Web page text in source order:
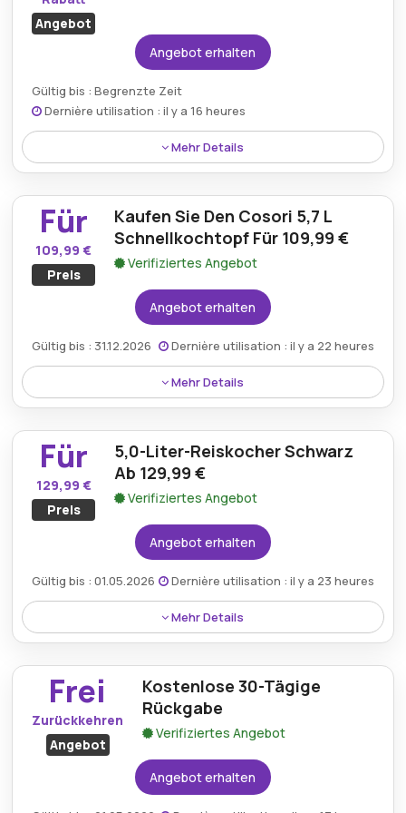
Angebot
Angebot erhalten
Gültig bis : Begrenzte Zeit
Dernière utilisation : il y a 16 heures
Mehr Details
Genießen Sie 15 % Rabatt auf die 3,8-Liter-Smart-
Luftfritteuse, eine ideale Option für kleine Mahlzeiten
oder schnelle Snacks.
Für
109,99 €
Preis
Kaufen Sie Den Cosori 5,7 L
Schnellkochtopf Für 109,99 €
Verifiziertes Angebot
Angebot erhalten
Gültig bis : 31.12.2026 Dernière utilisation : il y a 22 heures
Mehr Details
Kaufen Sie den Cosori 5,7L Schnellkochtopf für nur
109,99 €, eine zuverlässige Option für die einfache
und schnelle Essenszubereitung.
Für
129,99 €
Preis
5,0-Liter-Reiskocher Schwarz
Ab 129,99 €
Verifiziertes Angebot
Angebot erhalten
Gültig bis : 01.05.2026 Dernière utilisation : il y a 23 heures
Mehr Details
Holen Sie sich den 5,0-Liter-Reiskocher in Schwarz
ab 129,99 €, perfekt für die einfache Zubereitung
von Mahlzeiten.
Frei
Zurückkehren
Angebot
Kostenlose 30-Tägige
Rückgabe
Verifiziertes Angebot
Angebot erhalten